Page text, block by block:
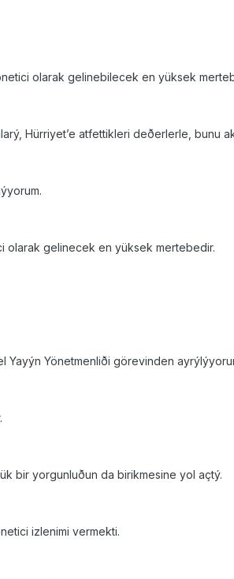
olarak gelinebilecek en yüksek
Hürriyet’e atfettikleri deðerlerle, bunu
olarak gelinecek en yüksek mertebedir.
Yayýn Yönetmenliði görevinden
bir yorgunluðun da birikmesine yol açtý.
izlenimi vermekti.